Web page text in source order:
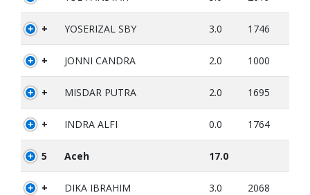
+ YOSERIZAL SBY 3.0 1746
+ JONNI CANDRA 2.0 1000
+ MISDAR PUTRA 2.0 1695
+ INDRA ALFI 0.0 1764
5 Aceh 17.0
+ DIKA IBRAHIM 3.0 2068